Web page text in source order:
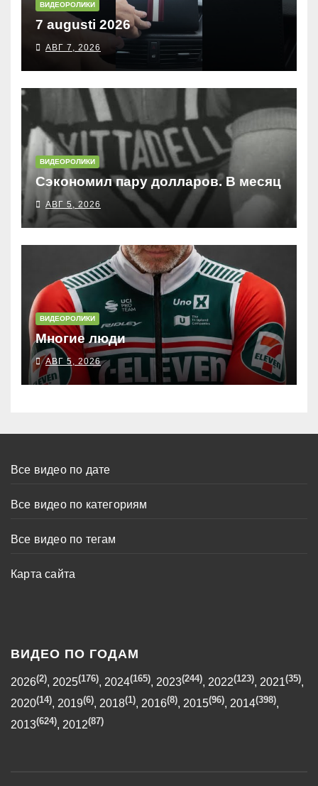
ВИДЕОРОЛИКИ
7 augusti 2026
АВГ 7, 2026
ВИДЕОРОЛИКИ
Сэкономил пару долларов. В месяц
АВГ 5, 2026
ВИДЕОРОЛИКИ
Многие люди
АВГ 5, 2026
Все видео по дате
Все видео по категориям
Все видео по тегам
Карта сайта
ВИДЕО ПО ГОДАМ
2026(2), 2025(176), 2024(165), 2023(244), 2022(123), 2021(35),
2020(14), 2019(6), 2018(1), 2016(8), 2015(96), 2014(398),
2013(624), 2012(87)